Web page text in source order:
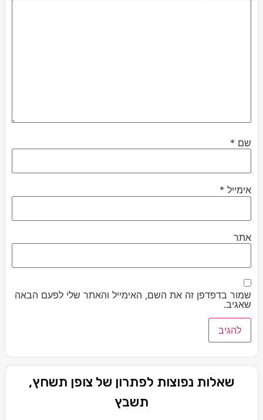
שם *
אימייל *
אתר
שמור בדפדפן זה את השם, האימייל והאתר שלי לפעם הבאה
שאגיב.
שאלות נפוצות לפתרון של צופן תשחץ,
תשבץ